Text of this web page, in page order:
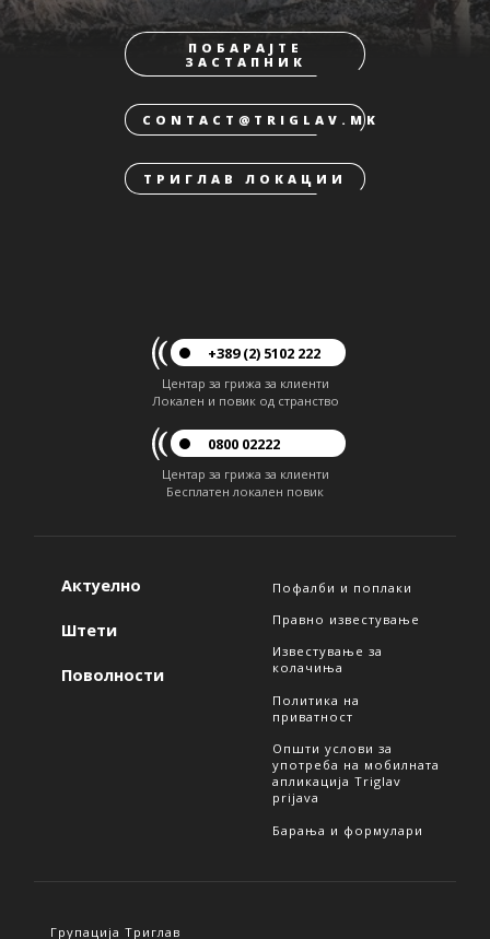
ПОБАРАЈТЕ
ЗАСТАПНИК
CONTACT@TRIGLAV.MK
ТРИГЛАВ ЛОКАЦИИ
+389 (2) 5102 222
Центар за грижа за клиенти
Локален и повик од странство
0800 02222
Центар за грижа за клиенти
Бесплатен локален повик
Актуелно
Штети
Поволности
Пофалби и поплаки
Правно известување
Известување за
колачиња
Политика на
приватност
Општи услови за
употреба на мобилната
апликација Triglav
prijava
Барања и формулари
Групација Триглав